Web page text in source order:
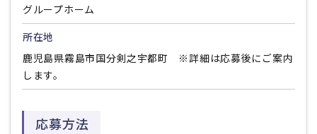
グループホーム
所在地
鹿児島県霧島市国分剣之宇都町 ※詳細は応募後にご案内
します。
応募方法